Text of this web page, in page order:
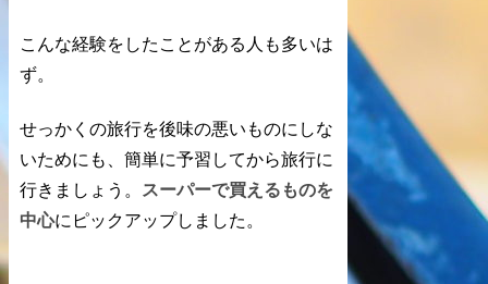
こんな経験をしたことがある人も多いは
ず。
せっかくの旅行を後味の悪いものにしな
いためにも、簡単に予習してから旅行に
行きましょう。
スーパーで買えるものを
中心にピックアップしました。